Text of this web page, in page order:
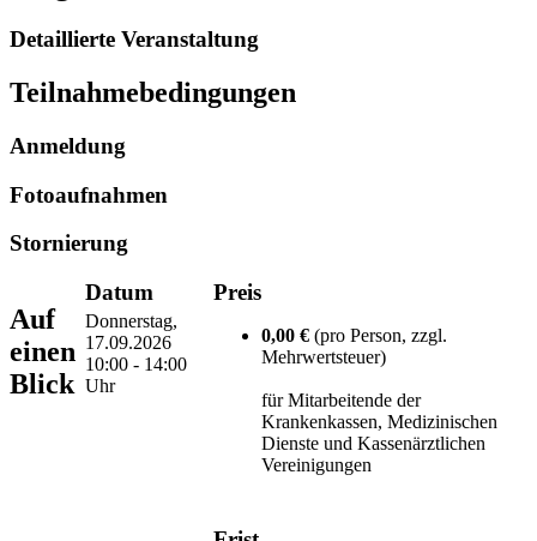
Detaillierte Veranstaltung
Teilnahmebedingungen
Anmeldung
Fotoaufnahmen
Stornierung
Auf
einen
Blick
Datum
Donnerstag,
17.09.2026
10:00 - 14:00
Uhr
Preis
0,00 € (pro Person, zzgl.
Mehrwertsteuer)
für Mitarbeitende der
Krankenkassen, Medizinischen
Dienste und Kassenärztlichen
Vereinigungen